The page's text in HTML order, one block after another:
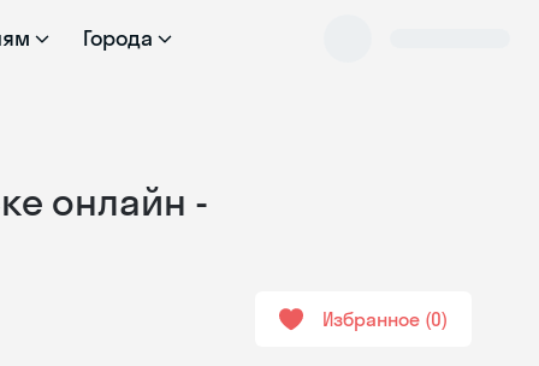
Города
онлайн -
Избранное 0